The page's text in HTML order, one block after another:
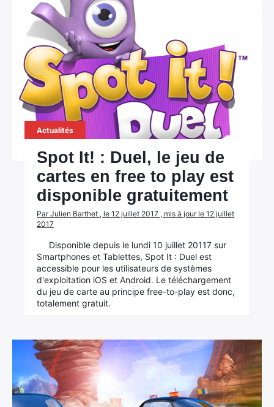
Actualités
Spot It! : Duel, le jeu de
cartes en free to play est
disponible gratuitement
Par Julien Barthet , le 12 juillet 2017 , mis à jour le 12 juillet
2017
Disponible depuis le lundi 10 juillet 20117 sur
Smartphones et Tablettes, Spot It : Duel est
accessible pour les utilisateurs de systèmes
d'exploitation iOS et Android. Le téléchargement
du jeu de carte au principe free-to-play est donc,
totalement gratuit.